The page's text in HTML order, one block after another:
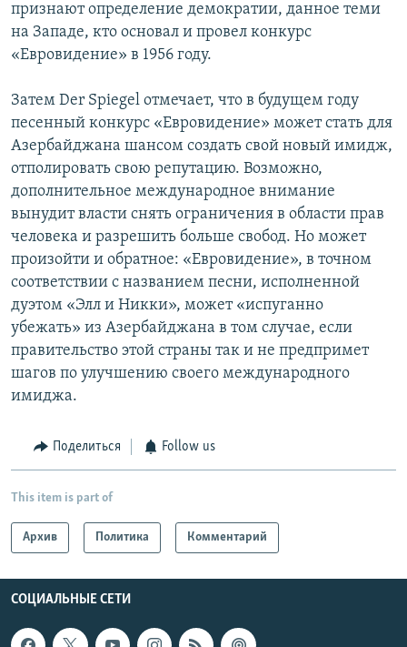
признают определение демократии, данное теми
на Западе, кто основал и провел конкурс
«Евровидение» в 1956 году.
Затем Der Spiegel отмечает, что в будущем году
песенный конкурс «Евровидение» может стать для
Азербайджана шансом создать свой новый имидж,
отполировать свою репутацию. Возможно,
дополнительное международное внимание
вынудит власти снять ограничения в области прав
человека и разрешить больше свобод. Но может
произойти и обратное: «Евровидение», в точном
соответствии с названием песни, исполненной
дуэтом «Элл и Никки», может «испуганно
убежать» из Азербайджана в том случае, если
правительство этой страны так и не предпримет
шагов по улучшению своего международного
имиджа.
Поделиться Follow us
This item is part of
Архив Политика Комментарий
СОЦИАЛЬНЫЕ СЕТИ